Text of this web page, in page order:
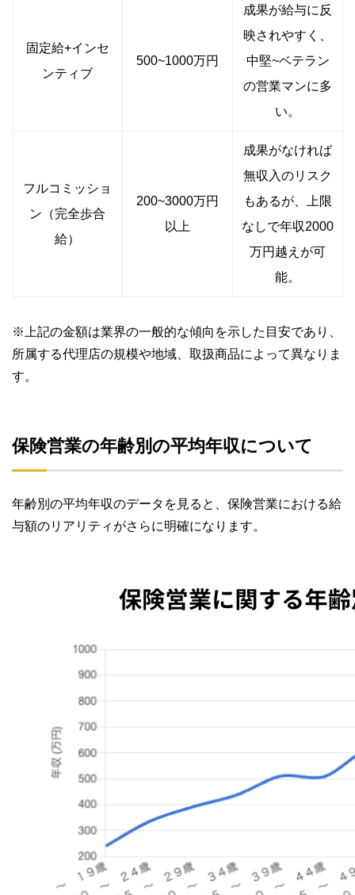
固定給+インセ
ンティブ
500~1000万円
成果が給与に反
映されやすく、
中堅~ベテラン
の営業マンに多
い。
フルコミッショ
ン（完全歩合
給）
200~3000万円
以上
成果がなければ
無収入のリスク
もあるが、上限
なしで年収2000
万円越えが可
能。
※上記の金額は業界の一般的な傾向を示した目安であり、
所属する代理店の規模や地域、取扱商品によって異なりま
す。
保険営業の年齢別の平均年収について
年齢別の平均年収のデータを見ると、保険営業における給
与額のリアリティがさらに明確になります。